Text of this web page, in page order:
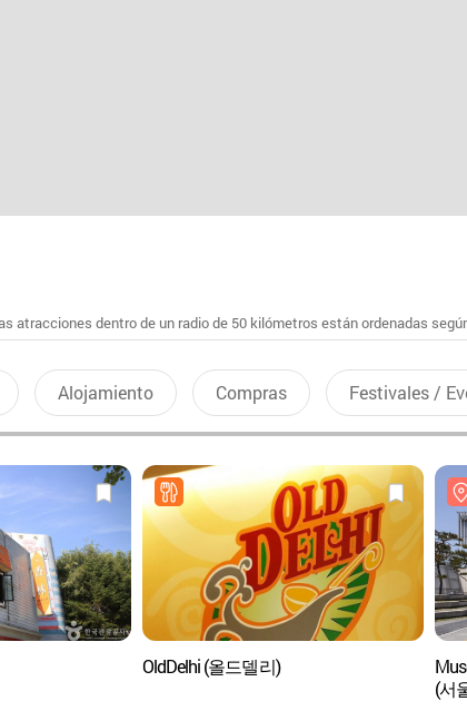
atracciones dentro de un radio de 50 kilómetros están ordenadas
Alojamiento Compras Festivales /
OldDelhi (올드델리)
(서